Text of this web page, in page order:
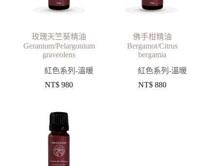
玫瑰天竺葵精油
Geranium/Pelargonium
graveolens
紅色系列-溫暖
NT$ 980
佛手柑精油
Bergamot/Citrus
bergamia
紅色系列-溫暖
NT$ 880